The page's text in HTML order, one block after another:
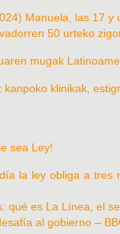
Manuela, las 17
50 urteko
mugak
kanpoko klinikak,
sea Ley!
la ley obliga a tres
qué es La Línea, el
al gobierno –